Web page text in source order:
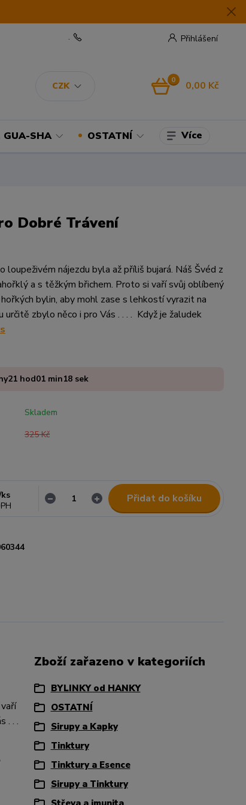
CZK
Přihlášení
.
0 0,00 Kč
GUA-SHA OSTATNÍ Více
Dobré Trávení
loupeživém nájezdu byla až příliš bujará. Náš Švéd z
a s těžkým břichem. Proto si vaří svůj oblíbený
bylin, aby mohl zase s lehkostí vyrazit na
zbylo něco i pro Vás . . . . Když je žaludek
21 hod01 min17 sek
Skladem
325 Kč
ks
Přidat do košíku
. . .
Zboží zařazeno v kategoriích
BYLINKY od HANKY
OSTATNÍ
Sirupy a Kapky
Tinktury
Tinktury a Esence
Sirupy a Tinktury